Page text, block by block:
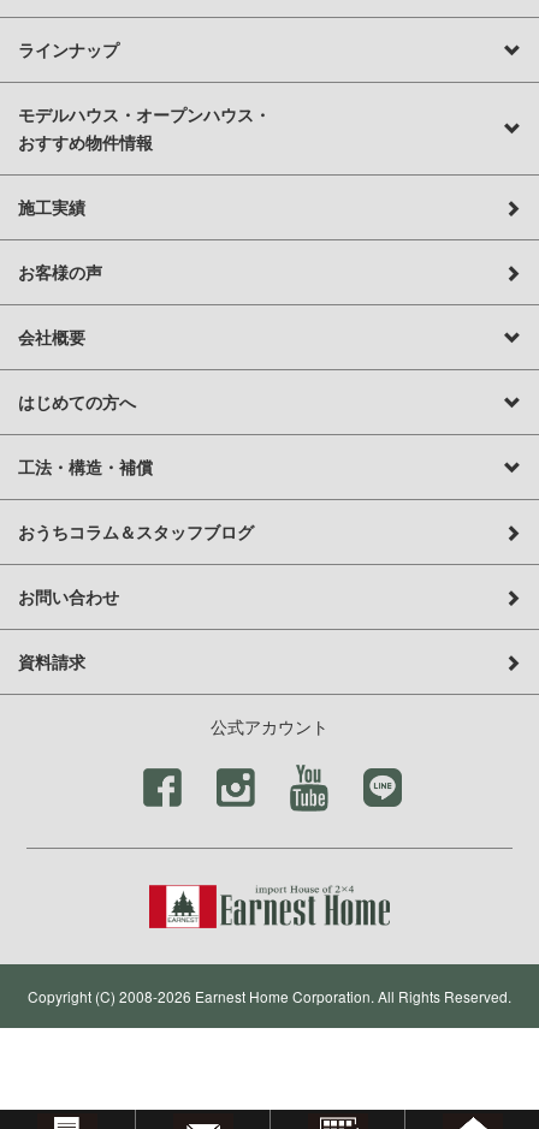
ラインナップ
モデルハウス・オープンハウス・
おすすめ物件情報
施工実績
お客様の声
会社概要
はじめての方へ
工法・構造・補償
おうちコラム＆スタッフブログ
お問い合わせ
資料請求
公式アカウント
Copyright (C) 2008-2026 Earnest Home Corporation. All Rights Reserved.